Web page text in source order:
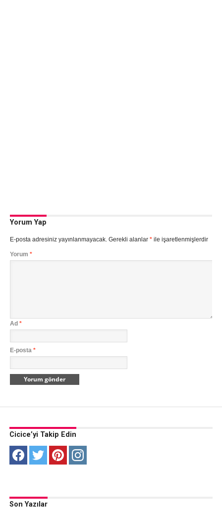
Yorum Yap
E-posta adresiniz yayınlanmayacak. Gerekli alanlar *ile işaretlenmişlerdir
Yorum *
Ad *
E-posta *
Cicice’yi Takip Edin
Son Yazılar